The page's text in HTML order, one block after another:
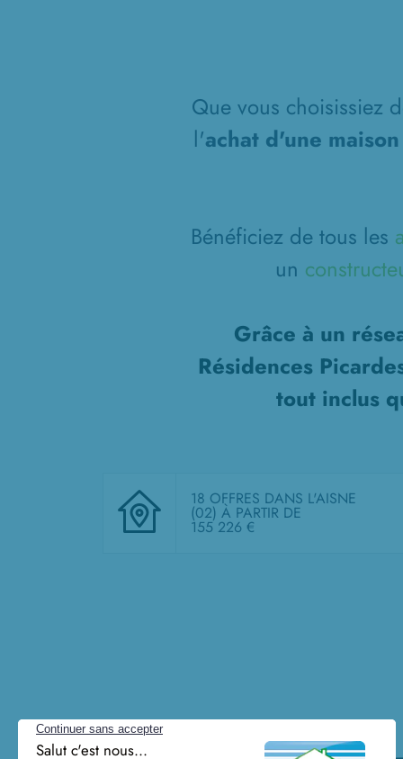
Que vous choisissiez
l'achat d'une
Bénéficiez de tous les
un
Grâce à un
Résidences
tout inclus
18 OFFRES DANS L'AISNE
(02) À PARTIR DE
155 226 €